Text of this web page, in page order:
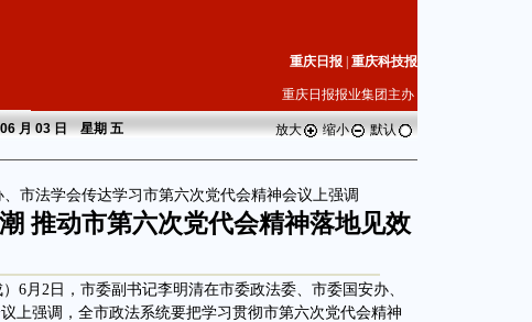
重庆日报 重庆科技报
重庆日报报业集团主办
月 03 日 星期五 放大 缩小 默认
市法学会传达学习市第六次党代会精神会议上强调
推动市第六次党代会精神落地见效
月2日，市委副书记李明清在市委政法委、市委国安办、
上强调，全市政法系统要把学习贯彻市第六次党代会精神